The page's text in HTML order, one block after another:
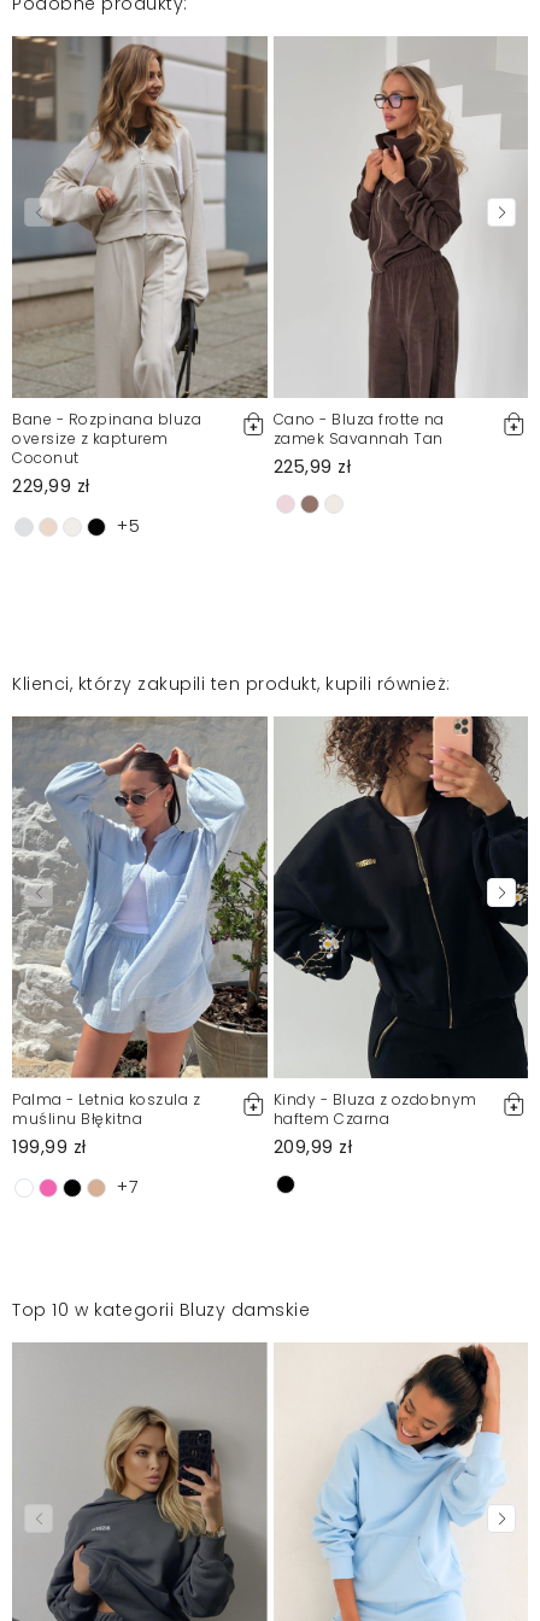
Bane - Rozpinana bluza
oversize z kapturem
Coconut
229,99 zł
+5
Cano - Bluza frotte na
zamek Savannah Tan
225,99 zł
Klienci, którzy zakupili ten produkt, kupili również:
Palma - Letnia koszula z
muślinu Błękitna
199,99 zł
+7
Kindy - Bluza z ozdobnym
haftem Czarna
209,99 zł
Top 10 w kategorii Bluzy damskie